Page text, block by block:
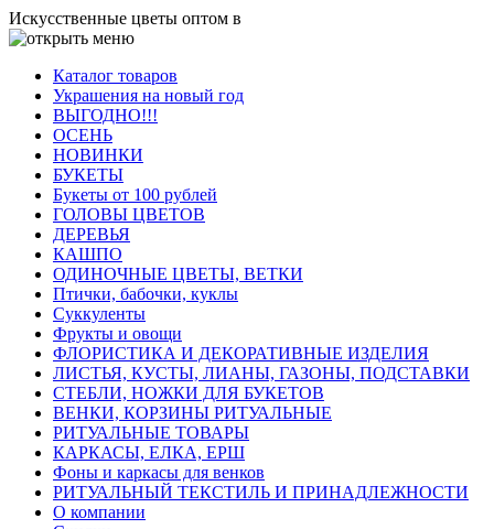
Искусственные цветы оптом в
Каталог товаров
Украшения на новый год
ВЫГОДНО!!!
ОСЕНЬ
НОВИНКИ
БУКЕТЫ
Букеты от 100 рублей
ГОЛОВЫ ЦВЕТОВ
ДЕРЕВЬЯ
КАШПО
ОДИНОЧНЫЕ ЦВЕТЫ, ВЕТКИ
Птички, бабочки, куклы
Суккуленты
Фрукты и овощи
ФЛОРИСТИКА И ДЕКОРАТИВНЫЕ ИЗДЕЛИЯ
ЛИСТЬЯ, КУСТЫ, ЛИАНЫ, ГАЗОНЫ, ПОДСТАВКИ
СТЕБЛИ, НОЖКИ ДЛЯ БУКЕТОВ
ВЕНКИ, КОРЗИНЫ РИТУАЛЬНЫЕ
РИТУАЛЬНЫЕ ТОВАРЫ
КАРКАСЫ, ЕЛКА, ЕРШ
Фоны и каркасы для венков
РИТУАЛЬНЫЙ ТЕКСТИЛЬ И ПРИНАДЛЕЖНОСТИ
О компании